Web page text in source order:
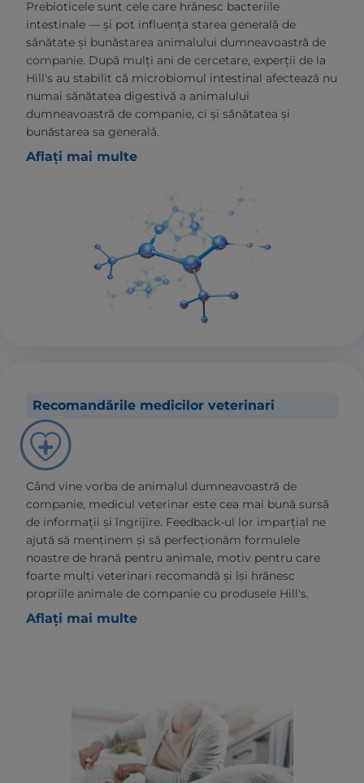
Prebioticele sunt cele care hrănesc bacteriile
intestinale — și pot influența starea generală de
sănătate și bunăstarea animalului dumneavoastră de
companie. După mulți ani de cercetare, experții de la
Hill's au stabilit că microbiomul intestinal afectează nu
numai sănătatea digestivă a animalului
dumneavoastră de companie, ci și sănătatea și
bunăstarea sa generală.
Aflați mai multe
Recomandările medicilor veterinari
Când vine vorba de animalul dumneavoastră de
companie, medicul veterinar este cea mai bună sursă
de informații și îngrijire. Feedback-ul lor imparțial ne
ajută să menținem și să perfecționăm formulele
noastre de hrană pentru animale, motiv pentru care
foarte mulți veterinari recomandă și își hrănesc
propriile animale de companie cu produsele Hill's.
Aflați mai multe